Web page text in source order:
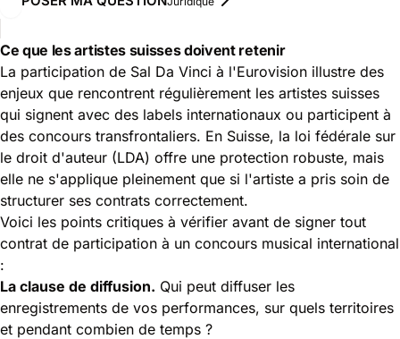
Ce que les artistes suisses doivent retenir
La participation de Sal Da Vinci à l'Eurovision illustre des
enjeux que rencontrent régulièrement les artistes suisses
qui signent avec des labels internationaux ou participent à
des concours transfrontaliers. En Suisse, la loi fédérale sur
le droit d'auteur (LDA) offre une protection robuste, mais
elle ne s'applique pleinement que si l'artiste a pris soin de
structurer ses contrats correctement.
Voici les points critiques à vérifier avant de signer tout
contrat de participation à un concours musical international
:
La clause de diffusion. Qui peut diffuser les
enregistrements de vos performances, sur quels territoires
et pendant combien de temps ?